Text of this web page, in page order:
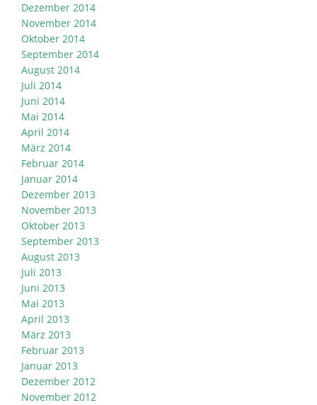
Dezember 2014
November 2014
Oktober 2014
September 2014
August 2014
Juli 2014
Juni 2014
Mai 2014
April 2014
März 2014
Februar 2014
Januar 2014
Dezember 2013
November 2013
Oktober 2013
September 2013
August 2013
Juli 2013
Juni 2013
Mai 2013
April 2013
März 2013
Februar 2013
Januar 2013
Dezember 2012
November 2012